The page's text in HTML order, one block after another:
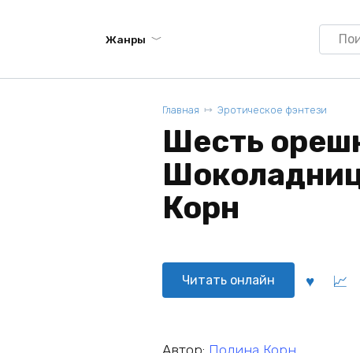
Жанры
Search
for:
Главная Эротическое фэнтези
Шесть
Корн
Читать онлайн
Автор: Полина Корн